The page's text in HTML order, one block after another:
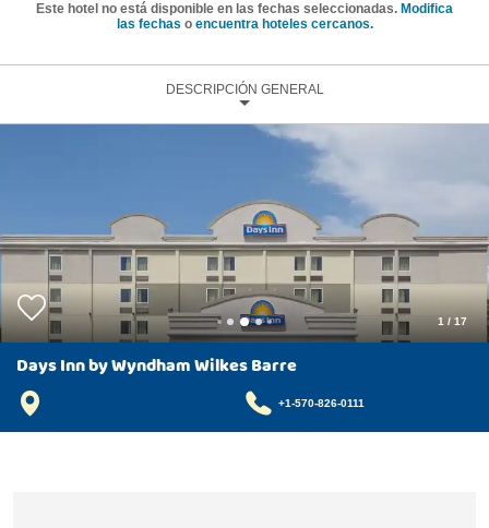
Este hotel no está disponible en las fechas seleccionadas. Modifica
las fechas o encuentra hoteles cercanos.
DESCRIPCIÓN GENERAL
1 / 17
Days Inn by Wyndham Wilkes Barre
+1-570-826-0111